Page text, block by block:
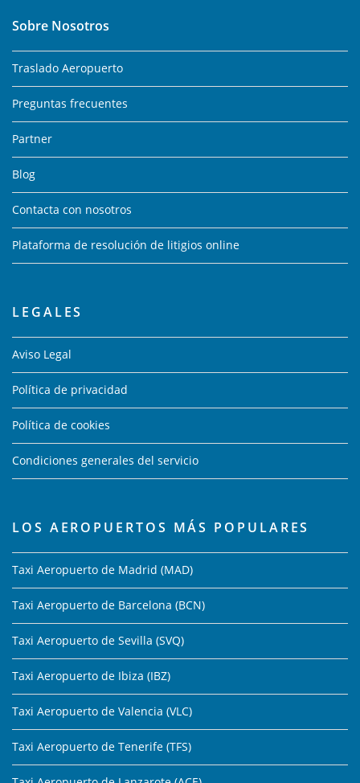
Sobre Nosotros
Traslado Aeropuerto
Preguntas frecuentes
Partner
Blog
Contacta con nosotros
Plataforma de resolución de litigios online
LEGALES
Aviso Legal
Política de privacidad
Política de cookies
Condiciones generales del servicio
LOS AEROPUERTOS MÁS POPULARES
Taxi Aeropuerto de Madrid (MAD)
Taxi Aeropuerto de Barcelona (BCN)
Taxi Aeropuerto de Sevilla (SVQ)
Taxi Aeropuerto de Ibiza (IBZ)
Taxi Aeropuerto de Valencia (VLC)
Taxi Aeropuerto de Tenerife (TFS)